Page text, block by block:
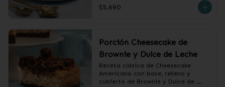
$5.690
Porción Cheesecake de
Brownie y Dulce de Leche
Receta clásica de Cheesecake
Americano con base, relleno y
cubierto de Brownie y Dulce de